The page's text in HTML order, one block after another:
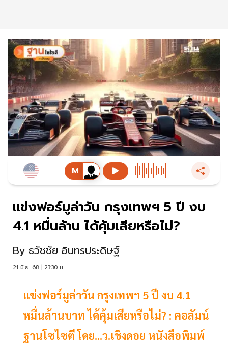
แข่งฟอร์มูล่าวัน กรุงเทพฯ 5 ปี งบ
4.1 หมื่นล้าน ได้คุ้มเสียหรือไม่?
By ธวัชชัย อินทรประดิษฐ์
21 มิ.ย. 68 | 23:30 น.
แข่งฟอร์มูล่าวัน กรุงเทพฯ 5 ปี งบ 4.1
หมื่นล้านบาท ได้คุ้มเสียหรือไม่? : คอลัมน์
ฐานโซไซตี โดย...ว.เชิงดอย หนังสือพิมพ์